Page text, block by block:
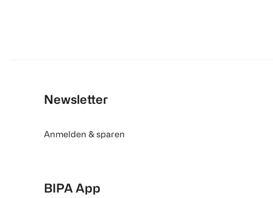
Newsletter
Anmelden & sparen
BIPA App